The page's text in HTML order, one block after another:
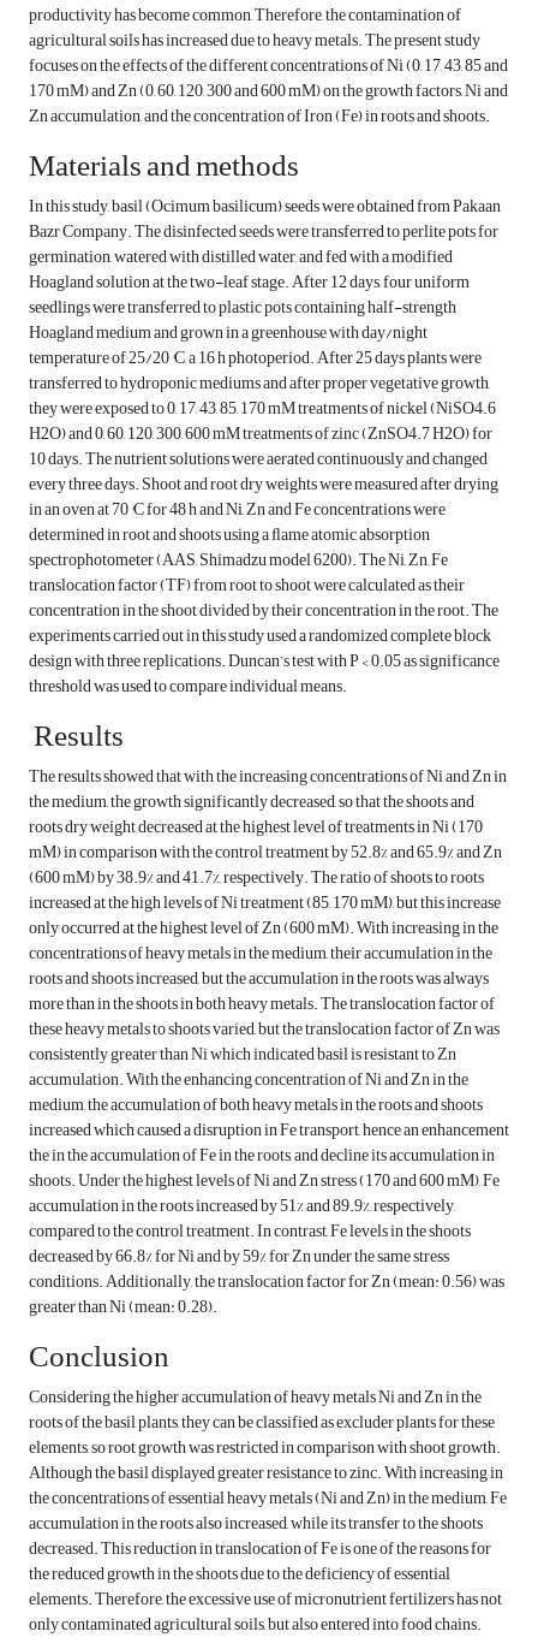
productivity has become common, Therefore, the contamination of
agricultural soils has increased due to heavy metals. The present study
focuses on the effects of the different concentrations of Ni (0, 17, 43, 85 and
170 mM) and Zn (0, 60, 120, 300 and 600 mM) on the growth factors, Ni and
Zn accumulation, and the concentration of Iron (Fe) in roots and shoots.
Materials and methods
In this study, basil (Ocimum basilicum) seeds were obtained from Pakaan
Bazr Company. The disinfected seeds were transferred to perlite pots for
germination, watered with distilled water, and fed with a modified
Hoagland solution at the two-leaf stage. After 12 days, four uniform
seedlings were transferred to plastic pots containing half-strength
Hoagland medium and grown in a greenhouse with day/night
temperature of 25/20 °C, a 16 h photoperiod. After 25 days plants were
transferred to hydroponic mediums and after proper vegetative growth,
they were exposed to 0, 17, 43, 85, 170 mM treatments of nickel (NiSO4.6
H2O) and 0, 60, 120, 300, 600 mM treatments of zinc (ZnSO4.7 H2O) for
10 days. The nutrient solutions were aerated continuously and changed
every three days. Shoot and root dry weights were measured after drying
in an oven at 70 °C for 48 h and Ni, Zn and Fe concentrations were
determined in root and shoots using a ﬂame atomic absorption
spectrophotometer (AAS, Shimadzu model 6200). The Ni, Zn, Fe
translocation factor (TF) from root to shoot were calculated as their
concentration in the shoot divided by their concentration in the root. The
experiments carried out in this study used a randomized complete block
design with three replications. Duncan’s test with P < 0.05 as significance
threshold was used to compare individual means.
Results
The results showed that with the increasing concentrations of Ni and Zn in
the medium, the growth significantly decreased, so that the shoots and
roots dry weight decreased at the highest level of treatments in Ni (170
mM) in comparison with the control treatment by 52.8% and 65.9% and Zn
(600 mM) by 38.9% and 41.7%, respectively. The ratio of shoots to roots
increased at the high levels of Ni treatment (85, 170 mM), but this increase
only occurred at the highest level of Zn (600 mM). With increasing in the
concentrations of heavy metals in the medium, their accumulation in the
roots and shoots increased, but the accumulation in the roots was always
more than in the shoots in both heavy metals. The translocation factor of
these heavy metals to shoots varied, but the translocation factor of Zn was
consistently greater than Ni which indicated basil is resistant to Zn
accumulation. With the enhancing concentration of Ni and Zn in the
medium, the accumulation of both heavy metals in the roots and shoots
increased which caused a disruption in Fe transport, hence an enhancement
the in the accumulation of Fe in the roots, and decline its accumulation in
shoots. Under the highest levels of Ni and Zn stress (170 and 600 mM), Fe
accumulation in the roots increased by 51% and 89.9%, respectively,
compared to the control treatment. In contrast, Fe levels in the shoots
decreased by 66.8% for Ni and by 59% for Zn under the same stress
conditions. Additionally, the translocation factor for Zn (mean: 0.56) was
greater than Ni (mean: 0.28).
Conclusion
Considering the higher accumulation of heavy metals Ni and Zn in the
roots of the basil plants, they can be classified as excluder plants for these
elements, so root growth was restricted in comparison with shoot growth.
Although the basil displayed greater resistance to zinc. With increasing in
the concentrations of essential heavy metals (Ni and Zn) in the medium, Fe
accumulation in the roots also increased, while its transfer to the shoots
decreased. This reduction in translocation of Fe is one of the reasons for
the reduced growth in the shoots due to the deficiency of essential
elements. Therefore, the excessive use of micronutrient fertilizers has not
only contaminated agricultural soils, but also entered into food chains.